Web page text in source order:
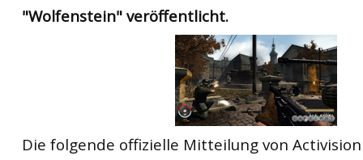
"Wolfenstein" veröffentlicht.
Die folgende offizielle Mitteilung von